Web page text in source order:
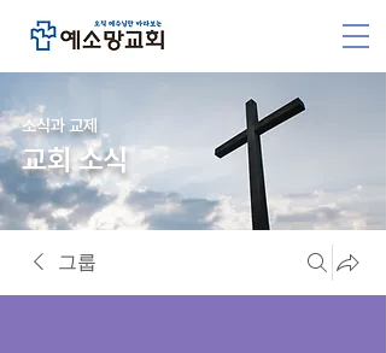
소식과 교제
교회 소식
그룹